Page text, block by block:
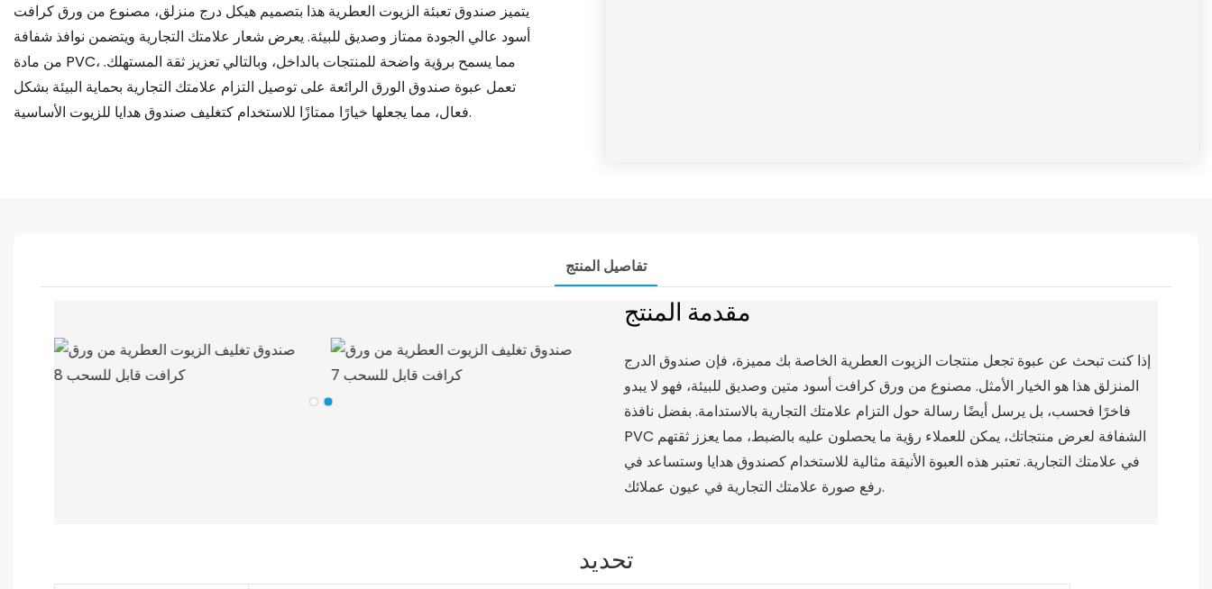
يتميز صندوق تعبئة الزيوت العطرية هذا بتصميم هيكل درج منزلق، مصنوع من ورق كرافت
أسود عالي الجودة ممتاز وصديق للبيئة. يعرض شعار علامتك التجارية ويتضمن نوافذ شفافة
من مادة PVC، مما يسمح برؤية واضحة للمنتجات بالداخل، وبالتالي تعزيز ثقة المستهلك.
تعمل عبوة صندوق الورق الرائعة على توصيل التزام علامتك التجارية بحماية البيئة بشكل
فعال، مما يجعلها خيارًا ممتازًا للاستخدام كتغليف صندوق هدايا للزيوت الأساسية.
تفاصيل المنتج
مقدمة المنتج
إذا كنت تبحث عن عبوة تجعل منتجات الزيوت العطرية الخاصة بك مميزة، فإن صندوق الدرج
المنزلق هذا هو الخيار الأمثل. مصنوع من ورق كرافت أسود متين وصديق للبيئة، فهو لا يبدو
فاخرًا فحسب، بل يرسل أيضًا رسالة حول التزام علامتك التجارية بالاستدامة. بفضل نافذة
PVC الشفافة لعرض منتجاتك، يمكن للعملاء رؤية ما يحصلون عليه بالضبط، مما يعزز ثقتهم
في علامتك التجارية.تعتبر هذه العبوة الأنيقة مثالية للاستخدام كصندوق هدايا وستساعد في
رفع صورة علامتك التجارية في عيون عملائك.
تحديد